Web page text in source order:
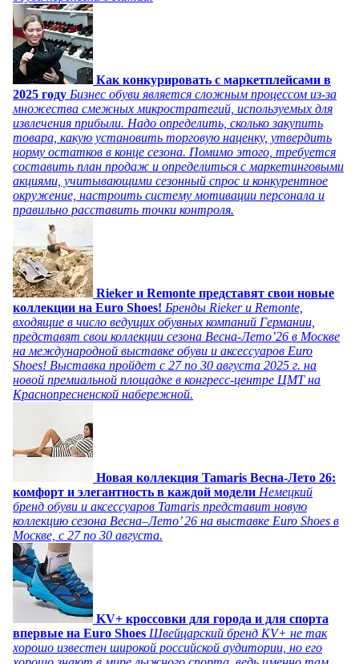
Как конкурировать с маркетплейсами в
2025 году Бизнес обуви является сложным процессом из-за
множества смежных микростратегий, используемых для
извлечения прибыли. Надо определить, сколько закупить
товара, какую установить торговую наценку, утвердить
норму остатков в конце сезона. Помимо этого, требуется
составить план продаж и определиться с маркетинговыми
акциями, учитывающими сезонный спрос и конкурентное
окружение, настроить систему мотивации персонала и
правильно расставить точки контроля.
Rieker и Remonte представят свои новые
коллекции на Euro Shoes! Бренды Rieker и Remonte,
входящие в число ведущих обувных компаний Германии,
представят свои коллекции сезона Весна-Лето’26 в Москве
на международной выставке обуви и аксессуаров Euro
Shoes! Выставка пройдет c 27 по 30 августа 2025 г. на
новой премиальной площадке в конгресс-центре ЦМТ на
Краснопресненской набережной.
Новая коллекция Tamaris Весна-Лето 26:
комфорт и элегантность в каждой модели Немецкий
бренд обуви и аксессуаров Tamaris представит новую
коллекцию сезона Весна–Лето’ 26 на выставке Euro Shoes в
Москве, с 27 по 30 августа.
KV+ кроссовки для города и для спорта
впервые на Euro Shoes Швейцарский бренд KV+ не так
хорошо известен широкой российской аудитории, но его